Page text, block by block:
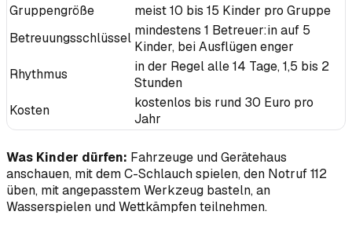
Gruppengröße
meist 10 bis 15 Kinder pro Gruppe
Betreuungsschlüssel mindestens 1 Betreuer:in auf 5
Kinder, bei Ausflügen enger
Rhythmus
in der Regel alle 14 Tage, 1,5 bis 2
Stunden
Kosten
kostenlos bis rund 30 Euro pro
Jahr
Was Kinder dürfen: Fahrzeuge und Gerätehaus
anschauen, mit dem C-Schlauch spielen, den Notruf 112
üben, mit angepasstem Werkzeug basteln, an
Wasserspielen und Wettkämpfen teilnehmen.